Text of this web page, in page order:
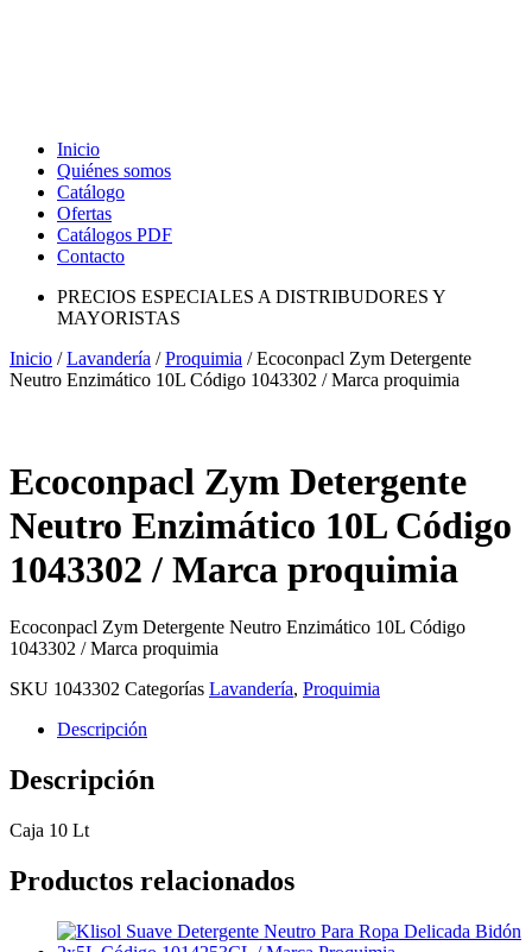
Inicio
Quiénes somos
Catálogo
Ofertas
Catálogos PDF
Contacto
PRECIOS ESPECIALES A DISTRIBUDORES Y
MAYORISTAS
Inicio /Lavandería /Proquimia / Ecoconpacl Zym Detergente
Neutro Enzimático 10L Código 1043302 / Marca proquimia
Ecoconpacl Zym Detergente
Neutro Enzimático 10L Código
1043302 / Marca proquimia
Ecoconpacl Zym Detergente Neutro Enzimático 10L Código
1043302 / Marca proquimia
SKU 1043302 Categorías Lavandería, Proquimia
Descripción
Descripción
Caja 10 Lt
Productos relacionados